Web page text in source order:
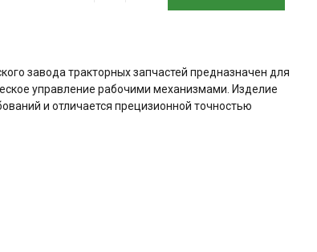
завода тракторных запчастей предназначен для
управление рабочими механизмами. Изделие
и отличается прецизионной точностью